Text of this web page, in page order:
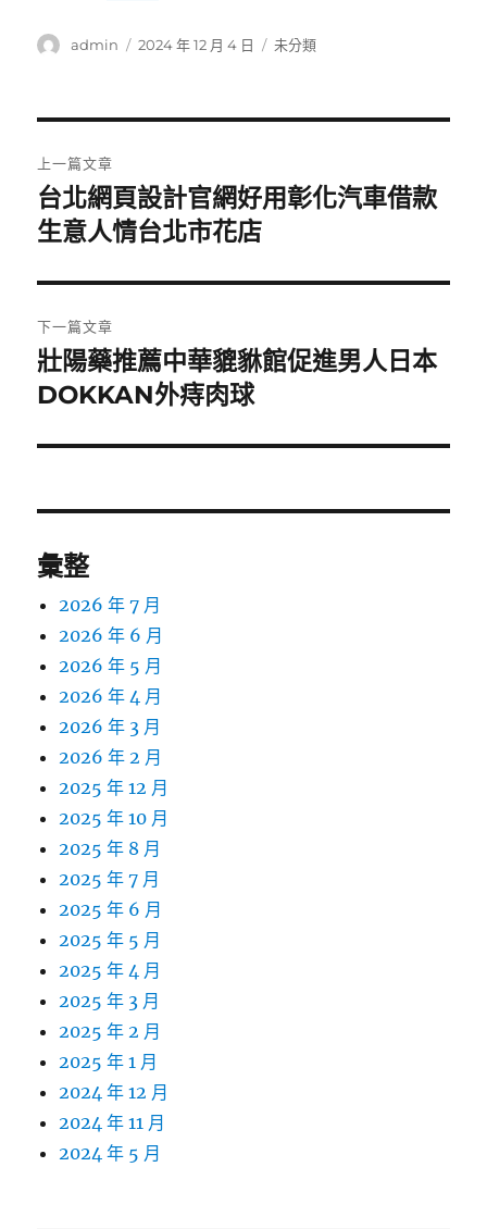
作
admin
發
2024 年 12 月 4 日
分
未分類
章
導
覽
上一篇文章
上
一
文
章:
台北網頁設計官網好用彰化汽車借款
生意人情台北市花店
下一篇文章
下
一
文
壯陽藥推薦中華貔貅館促進男人日本
DOKKAN外痔肉球
彙整
2026 年 7 月
2026 年 6 月
2026 年 5 月
2026 年 4 月
2026 年 3 月
2026 年 2 月
2025 年 12 月
2025 年 10 月
2025 年 8 月
2025 年 7 月
2025 年 6 月
2025 年 5 月
2025 年 4 月
2025 年 3 月
2025 年 2 月
2025 年 1 月
2024 年 12 月
2024 年 11 月
2024 年 5 月